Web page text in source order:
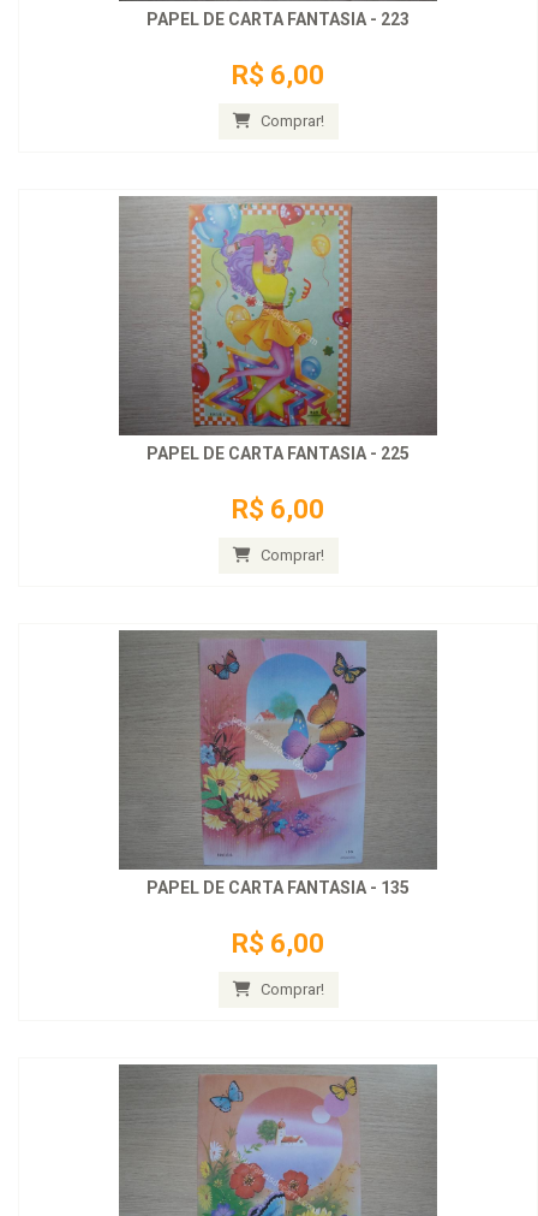
PAPEL DE CARTA FANTASIA - 223
R$ 6,00
Comprar!
PAPEL DE CARTA FANTASIA - 225
R$ 6,00
Comprar!
PAPEL DE CARTA FANTASIA - 135
R$ 6,00
Comprar!